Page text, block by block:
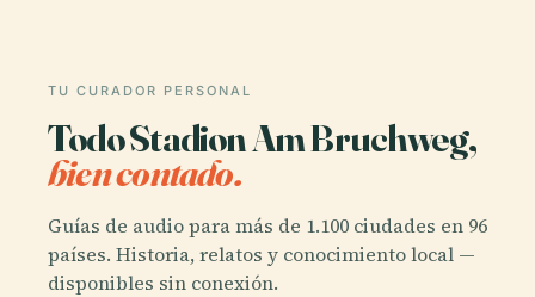
TU CURADOR PERSONAL
Todo Stadion Am Bruchweg,
bien contado.
Guías de audio para más de 1.100 ciudades en 96
países. Historia, relatos y conocimiento local —
disponibles sin conexión.